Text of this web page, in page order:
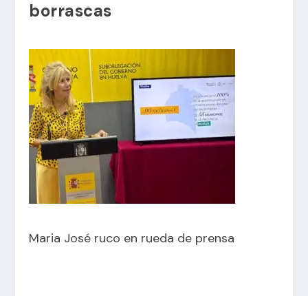
borrascas
Maria José ruco en rueda de prensa